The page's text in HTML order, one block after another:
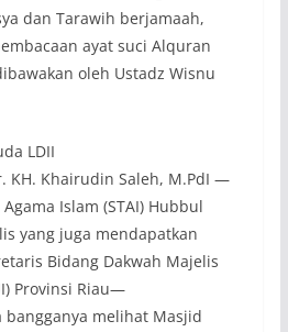
dan Tarawih berjamaah,
ayat suci Alquran
oleh Ustadz Wisnu
LDII
KH. Khairudin Saleh, M.PdI —
Islam (STAI) Hubbul
yang juga mendapatkan
Bidang Dakwah Majelis
Provinsi Riau—
bangganya melihat Masjid